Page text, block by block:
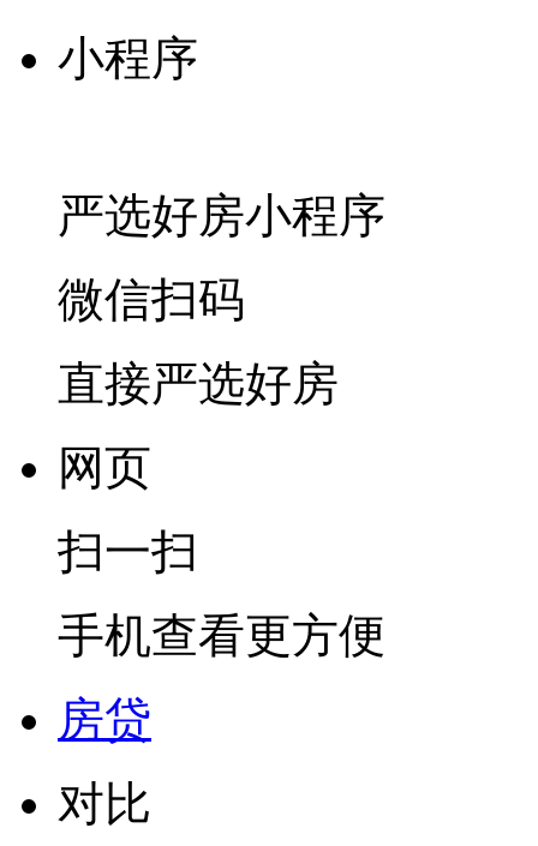
小程序
严选好房小程序
微信扫码
直接严选好房
网页
扫一扫
手机查看更方便
房贷
对比